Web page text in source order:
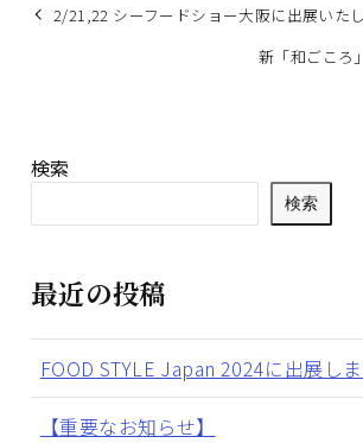
2/21,22 シーフードショー大阪に出展いた
新「和ごころ
検索
検索
最近の投稿
FOOD STYLE Japan 2024に出展しま
【重要なお知らせ】